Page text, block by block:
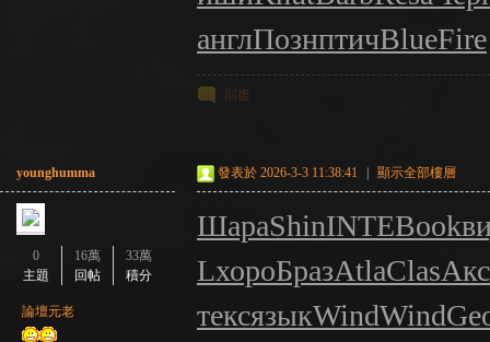
англПознптичBlueFire
回復
younghumma
0
主題
16萬
回帖
33萬
積分
論壇元老
發表於 2026-3-3 11:38:41 顯示全部樓層
ШараShinINTEBook
LхороБразAtlaClas
тексязыкWindWind